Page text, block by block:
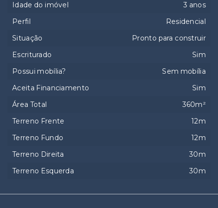
Idade do imóvel
3 anos
Perfil
Residencial
Situação
Pronto para construir
Escriturado
Sim
Possui mobília?
Sem mobília
Aceita Financiamento
Sim
Área Total
360m²
Terreno Frente
12m
Terreno Fundo
12m
Terreno Direita
30m
Terreno Esquerda
30m